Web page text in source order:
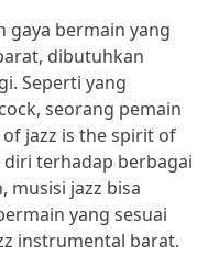
gaya bermain yang
dibutuhkan
Seperti yang
seorang pemain
jazz is the spirit of
diri terhadap berbagai
musisi jazz bisa
yang sesuai
instrumental barat.